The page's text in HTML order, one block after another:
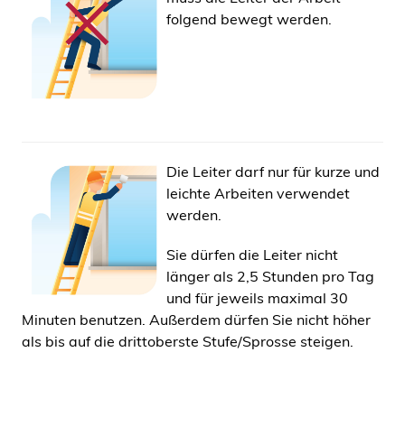
folgend bewegt werden.
Die Leiter darf nur für kurze und
leichte Arbeiten verwendet
werden.
Sie dürfen die Leiter nicht
länger als 2,5 Stunden pro Tag
und für jeweils maximal 30
Minuten benutzen. Außerdem dürfen Sie nicht höher
als bis auf die drittoberste Stufe/Sprosse steigen.